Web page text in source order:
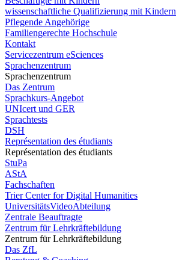
wissenschaftliche Qualifizierung mit Kindern
Pflegende Angehörige
Familiengerechte Hochschule
Kontakt
Servicezentrum eSciences
Sprachenzentrum
Sprachenzentrum
Das Zentrum
Sprachkurs-Angebot
UNIcert und GER
Sprachtests
DSH
Représentation des étudiants
Représentation des étudiants
StuPa
AStA
Fachschaften
Trier Center for Digital Humanities
UniversitätsVideoAbteilung
Zentrale Beauftragte
Zentrum für Lehrkräftebildung
Zentrum für Lehrkräftebildung
Das ZfL